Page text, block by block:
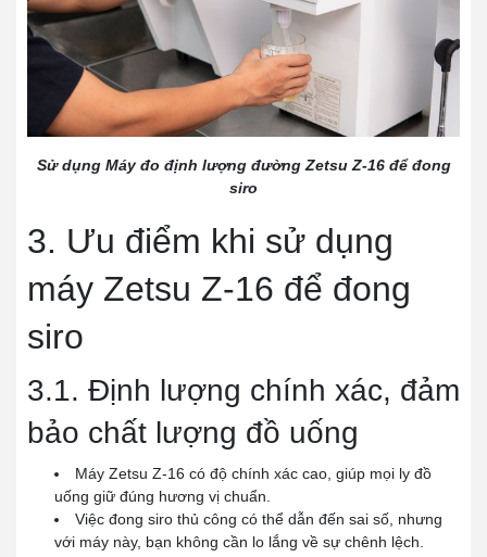
Sử dụng Máy đo định lượng đường Zetsu Z-16 để đong
siro
3. Ưu điểm khi sử dụng
máy Zetsu Z-16 để đong
siro
3.1. Định lượng chính xác, đảm
bảo chất lượng đồ uống
Máy Zetsu Z-16 có độ chính xác cao, giúp mọi ly đồ
uống giữ đúng hương vị chuẩn.
Việc đong siro thủ công có thể dẫn đến sai số, nhưng
với máy này, bạn không cần lo lắng về sự chênh lệch.